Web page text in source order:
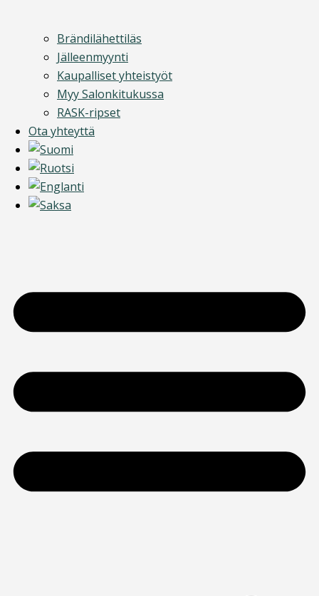
Brändilähettiläs
Jälleenmyynti
Kaupalliset yhteistyöt
Myy Salonkitukussa
RASK-ripset
Ota yhteyttä